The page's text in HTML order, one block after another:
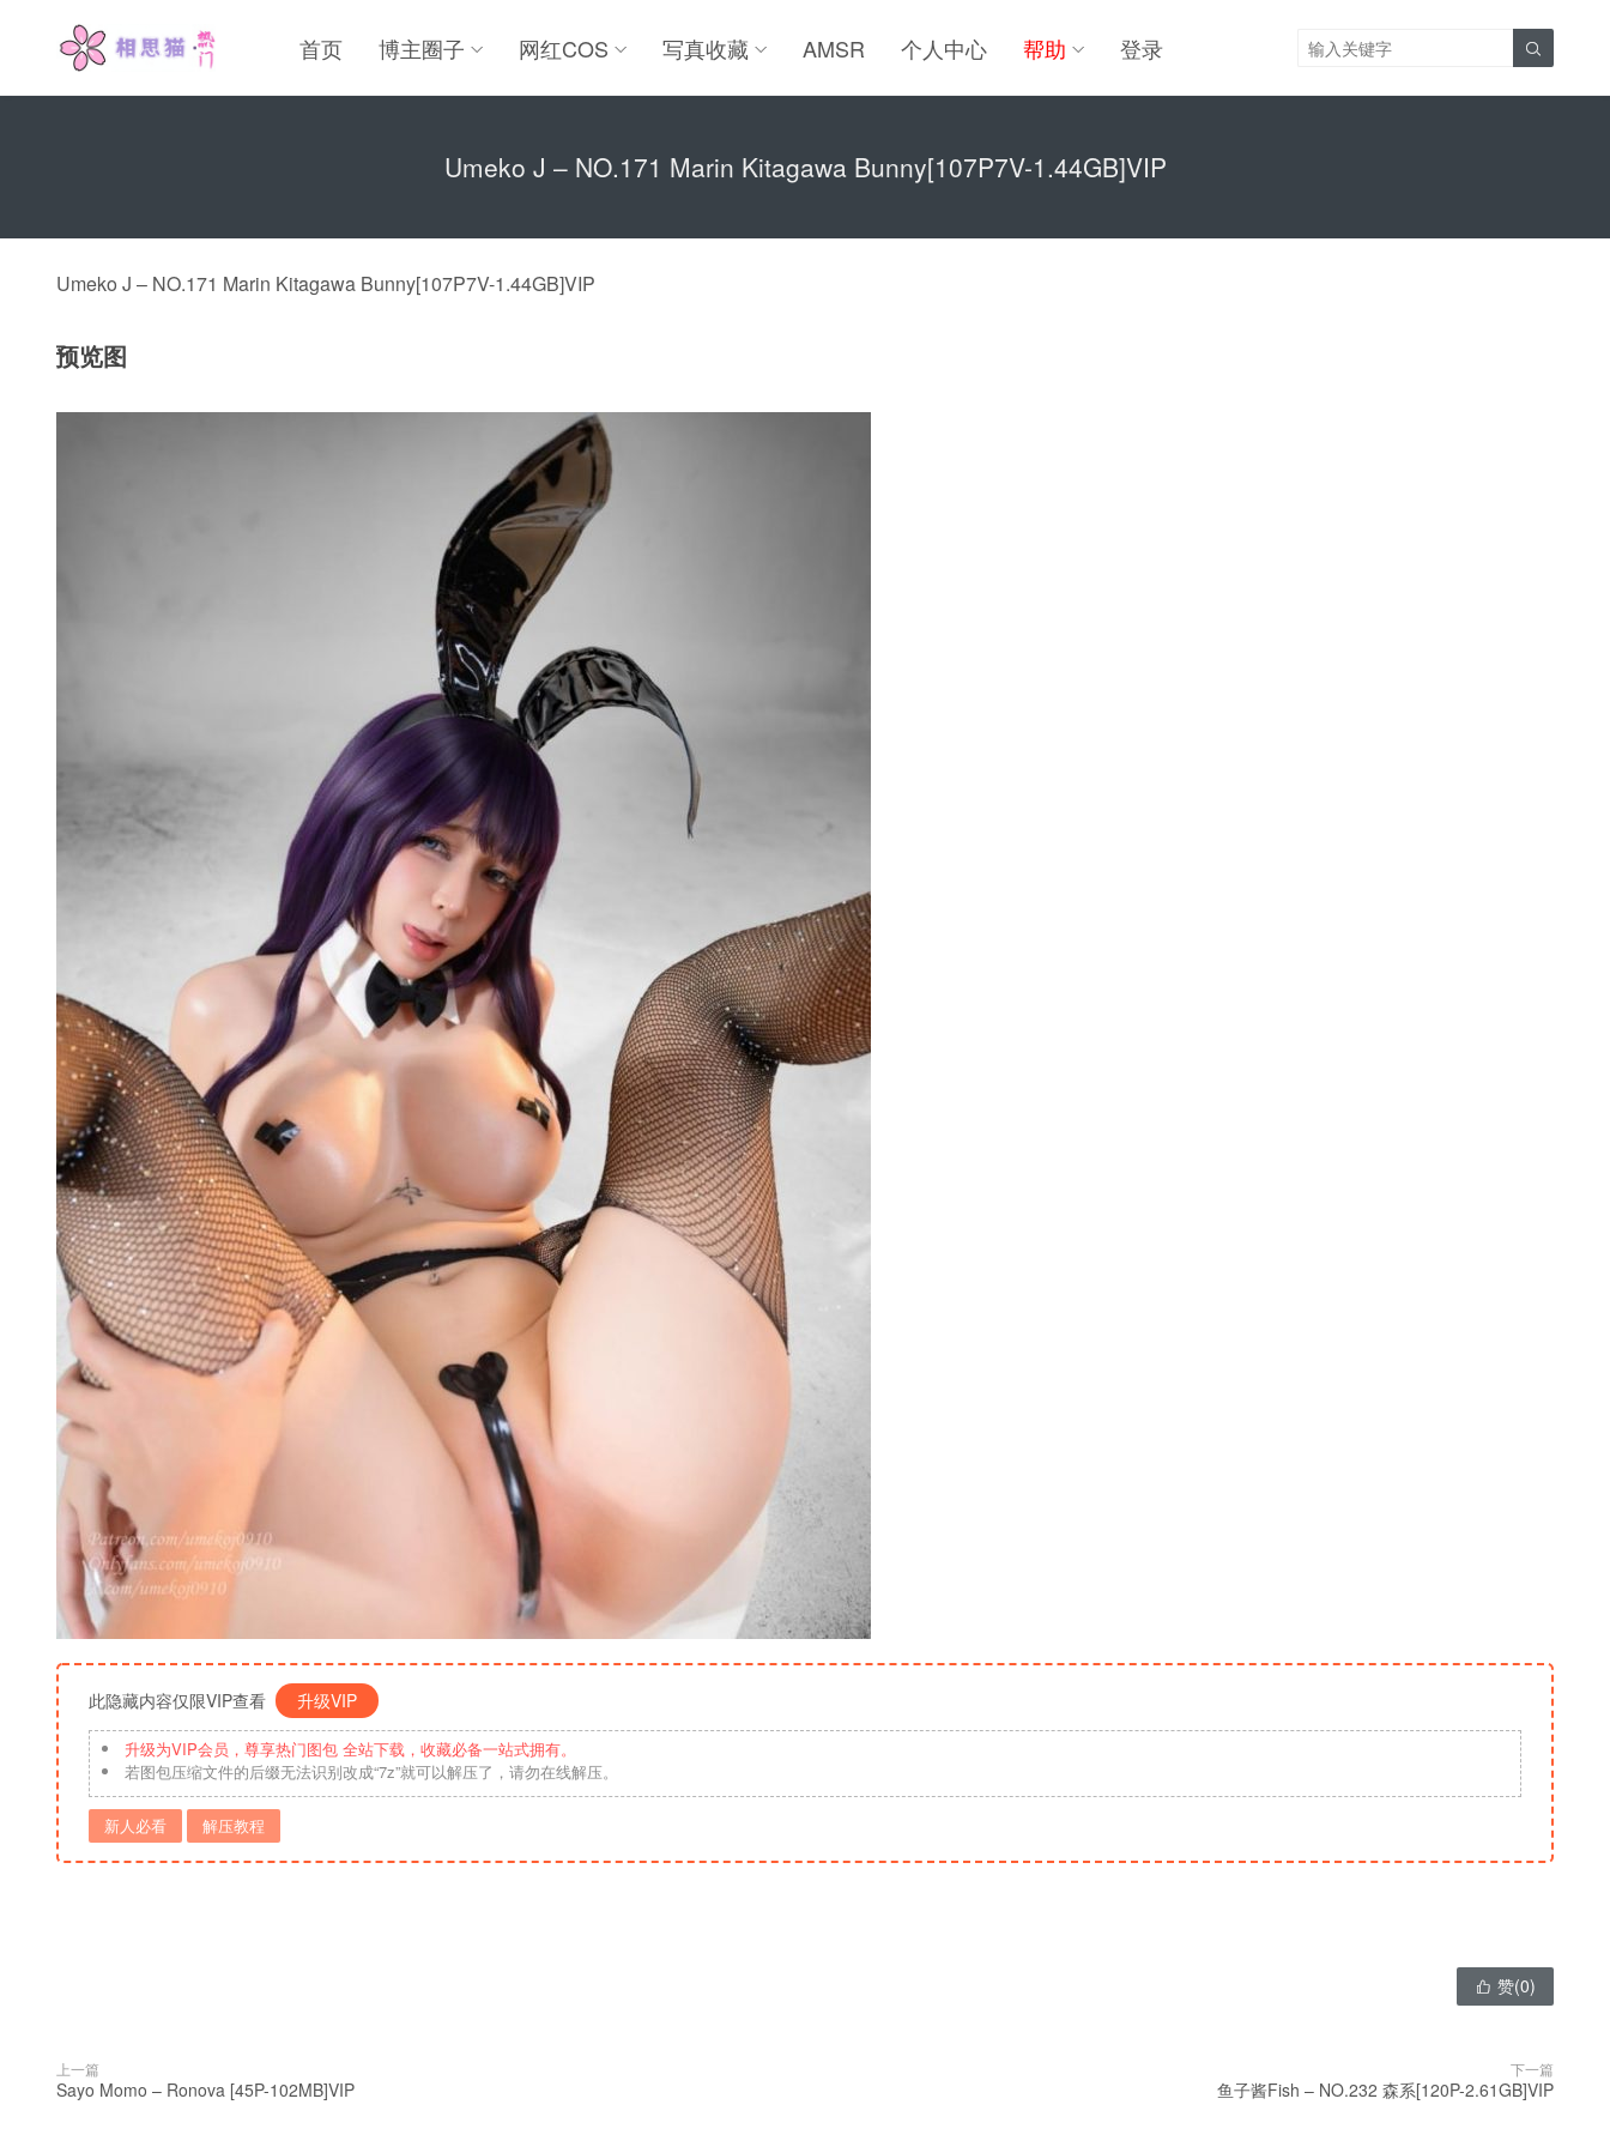
首页 博主圈子 网红COS 写真收藏 AMSR 个人中心 帮助 登录 
Umeko J – NO.171 Marin Kitagawa Bunny[107P7V-1.44GB]VIP
Umeko J – NO.171 Marin Kitagawa Bunny[107P7V-1.44GB]VIP
预览图
此隐藏内容仅限VIP查看 升级VIP
升级为VIP会员，尊享热门图包 全站下载，收藏必备一站式拥有。
若图包压缩文件的后缀无法识别改成“7z”就可以解压了，请勿在线解压。
新人必看 解压教程
 赞(0)
上一篇
Sayo Momo – Ronova [45P-102MB]VIP
下一篇
鱼子酱Fish – NO.232 森系[120P-2.61GB]VIP